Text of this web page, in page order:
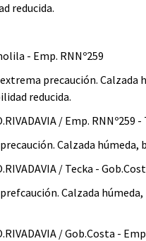
reducida.
- Emp. RNNº259
precaución. Calzada
reducida.
/ Emp. RNNº259 -
Calzada
/ Tecka -
Calzada
/ Gob.Costa -